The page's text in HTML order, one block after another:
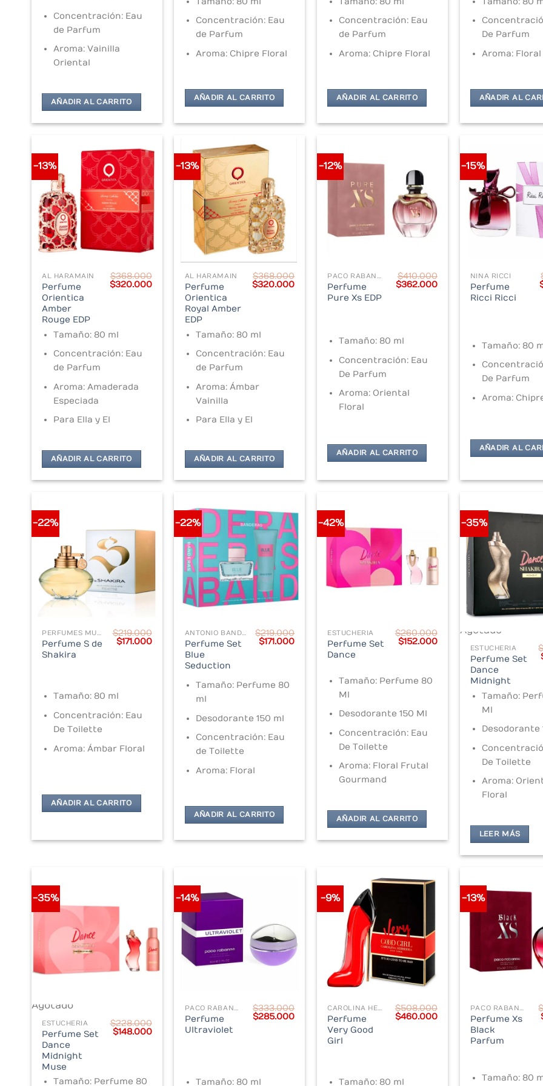
Concentración: Eau
de Parfum
Aroma: Vainilla
Oriental
AÑADIR AL CARRITO
Concentración: Eau
de Parfum
Aroma: Chipre Floral
AÑADIR AL CARRITO
Concentración: Eau
de Parfum
Aroma: Chipre Floral
AÑADIR AL CARRITO
De Parfum
Aroma:
AÑADIR AL
-13%
AL HARAMAIN
Perfume
Orientica
Amber
Rouge EDP
$368.000
Original
$320.000Current
$320.000.
Tamaño: 80 ml
Concentración: Eau
de Parfum
Aroma: Amaderada
Especiada
Para Ella y El
AÑADIR AL CARRITO
-13%
AL HARAMAIN
Perfume
Orientica
Royal Amber
EDP
$368.000
Original
$320.000Current
Tamaño: 80 ml
Concentración: Eau
de Parfum
Aroma: Ámbar
Vainilla
Para Ella y El
AÑADIR AL CARRITO
-12%
PACO RABANNE
Perfume
Pure Xs EDP
$410.000
Original
$362.000Current
Tamaño: 80 ml
Concentración: Eau
De Parfum
Aroma: Oriental
Floral
AÑADIR AL CARRITO
-15%
NINA RICCI
Perfume
Ricci Ricci
Tamaño: 80
De Parfum
Aroma:
AÑADIR AL
-22%
PERFUMES MUJER
Perfume S de
Shakira
$219.000
Original
$171.000Current
$171.000.
Tamaño: 80 ml
Concentración: Eau
De Toilette
Aroma: Ámbar Floral
AÑADIR AL CARRITO
-22%
ANTONIO BANDERAS
Perfume Set
Blue
Seduction
$219.000
Original
$171.000Current
Tamaño: Perfume 80
ml
Desodorante 150 ml
Concentración: Eau
de Toilette
Aroma: Floral
AÑADIR AL CARRITO
-42%
ESTUCHERIA
Perfume Set
Dance
$260.000
Original
$152.000Current
$152.000.
Tamaño: Perfume 80
Ml
Desodorante 150 Ml
Concentración: Eau
De Toilette
Aroma: Floral Frutal
Gourmand
AÑADIR AL CARRITO
-35%
Agotado
ESTUCHERIA
Perfume Set
Dance
Midnight
Tamaño:
Ml
Desodorante
De Toilette
Aroma:
Floral
LEER MÁS
-35%
Agotado
ESTUCHERIA
Perfume Set
Dance
Midnight
Muse
$228.000
Original
$148.000Current
Tamaño: Perfume 80
-14%
PACO RABANNE
Perfume
Ultraviolet
$333.000
Original
$285.000Current
$285.000.
Tamaño: 80 ml
-9%
CAROLINA HERRERA
Perfume
Very Good
Girl
$508.000
Original
$460.000Current
$460.000.
Tamaño: 80 ml
-13%
PACO RABANNE
Perfume Xs
Black
Parfum
Tamaño: 80